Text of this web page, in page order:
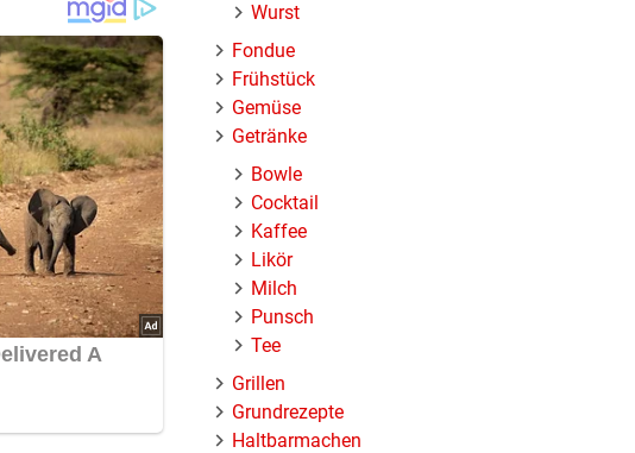
Wurst
Fondue
Frühstück
Gemüse
Getränke
Bowle
Cocktail
Kaffee
Likör
Milch
Punsch
Tee
Grillen
Grundrezepte
Haltbarmachen